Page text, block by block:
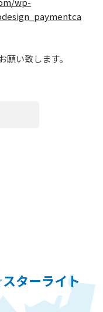
い致します。
ターライト